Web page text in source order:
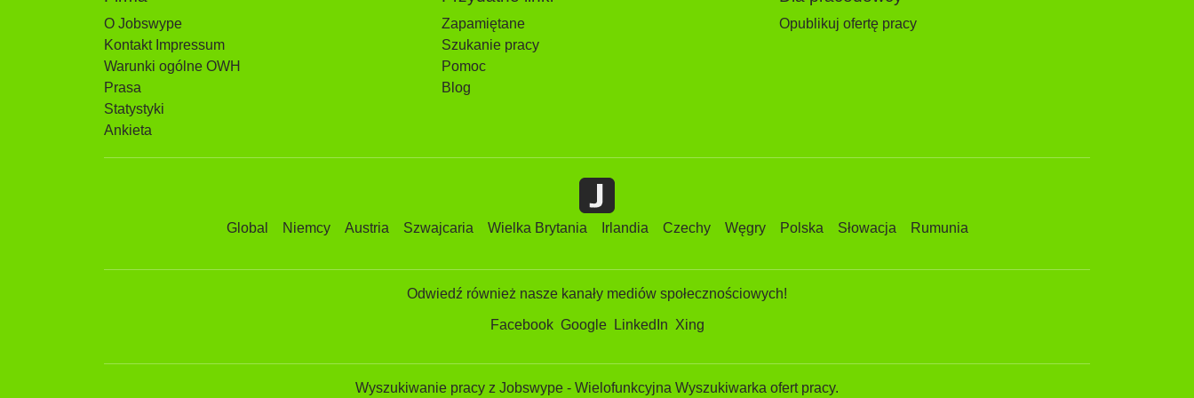
O Jobswype
Kontakt Impressum
Warunki ogólne OWH
Prasa
Statystyki
Ankieta
Zapamiętane
Szukanie pracy
Pomoc
Blog
Opublikuj ofertę pracy
Global Niemcy Austria Szwajcaria Wielka Brytania Irlandia Czechy Węgry Polska Słowacja Rumunia
Odwiedź również nasze kanały mediów społecznościowych!
Facebook Google LinkedIn Xing
Wyszukiwanie pracy z Jobswype - Wielofunkcyjna Wyszukiwarka ofert pracy.